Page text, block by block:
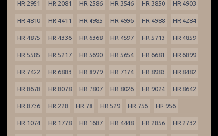
HR 2951 HR 2081 HR 2586 HR 3546 HR 3850 HR 4903
HR 4810 HR 4411 HR 4985 HR 4996 HR 4988 HR 4284
HR 4875 HR 4336 HR 6368 HR 4597 HR 5713 HR 4859
HR 5585 HR 5217 HR 5690 HR 5654 HR 6681 HR 6899
HR 7422 HR 6883 HR 8979 HR 7174 HR 8983 HR 8482
HR 8678 HR 8078 HR 7807 HR 8026 HR 9024 HR 8642
HR 8736 HR 228 HR 78 HR 529 HR 756 HR 956
HR 1074 HR 1778 HR 1687 HR 4448 HR 2856 HR 2732